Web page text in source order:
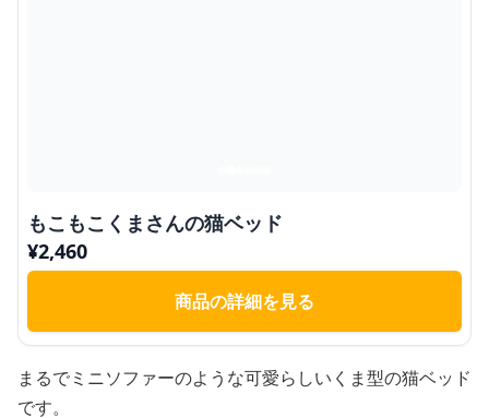
もこもこくまさんの猫ベッド
¥2,460
商品の詳細を見る
まるでミニソファーのような可愛らしいくま型の猫ベッド
です。